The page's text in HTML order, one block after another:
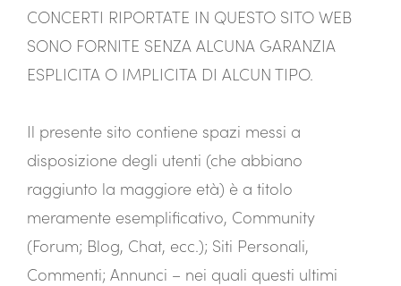
CONCERTI RIPORTATE IN QUESTO SITO WEB
SONO FORNITE SENZA ALCUNA GARANZIA
ESPLICITA O IMPLICITA DI ALCUN TIPO.
Il presente sito contiene spazi messi a
disposizione degli utenti (che abbiano
raggiunto la maggiore età) è a titolo
meramente esemplificativo, Community
(Forum; Blog, Chat, ecc.); Siti Personali,
Commenti; Annunci – nei quali questi ultimi